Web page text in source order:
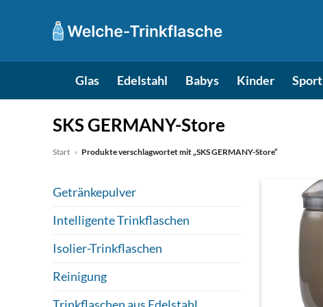
Glas Edelstahl Babys Kinder Sport
SKS GERMANY-Store
Start » Produkte verschlagwortet mit „SKS GERMANY-Store“
Getränkepulver
Intelligente Trinkflaschen
Isolier-Trinkflaschen
Reinigung